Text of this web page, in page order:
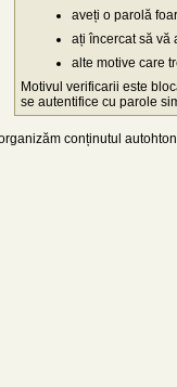
aveți o parolă
ați încercat să vă
alte motive care
Motivul verificarii este
se autentifice cu parole
conținutul